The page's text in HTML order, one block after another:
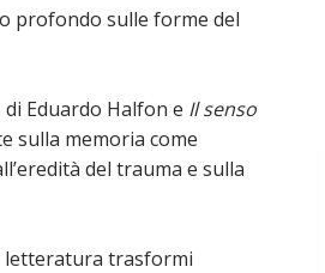
profondo sulle forme del
di Eduardo Halfon e Il senso
sulla memoria come
del trauma e sulla
letteratura trasformi